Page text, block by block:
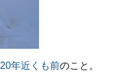
20年近くも前のこと。